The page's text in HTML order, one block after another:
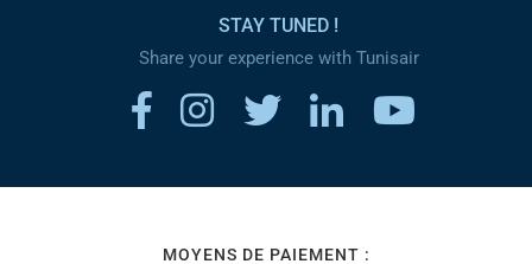
STAY TUNED !
Share your experience with Tunisair
MOYENS DE PAIEMENT :